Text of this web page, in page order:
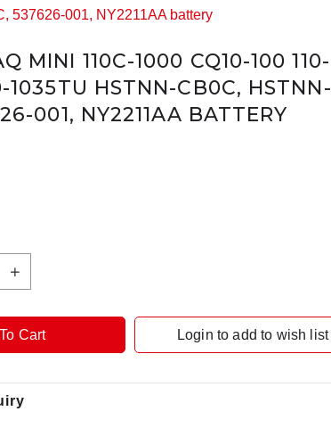
537626-001, NY2211AA battery
MINI 110C-1000 CQ10-100 110-
1035TU HSTNN-CB0C, HSTNN-
001, NY2211AA BATTERY
Login to add to wish list